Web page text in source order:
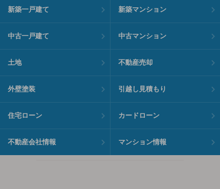
新築一戸建て 新築マンション
中古一戸建て 中古マンション
土地 不動産売却
外壁塗装 引越し見積もり
住宅ローン カードローン
不動産会社情報 マンション情報